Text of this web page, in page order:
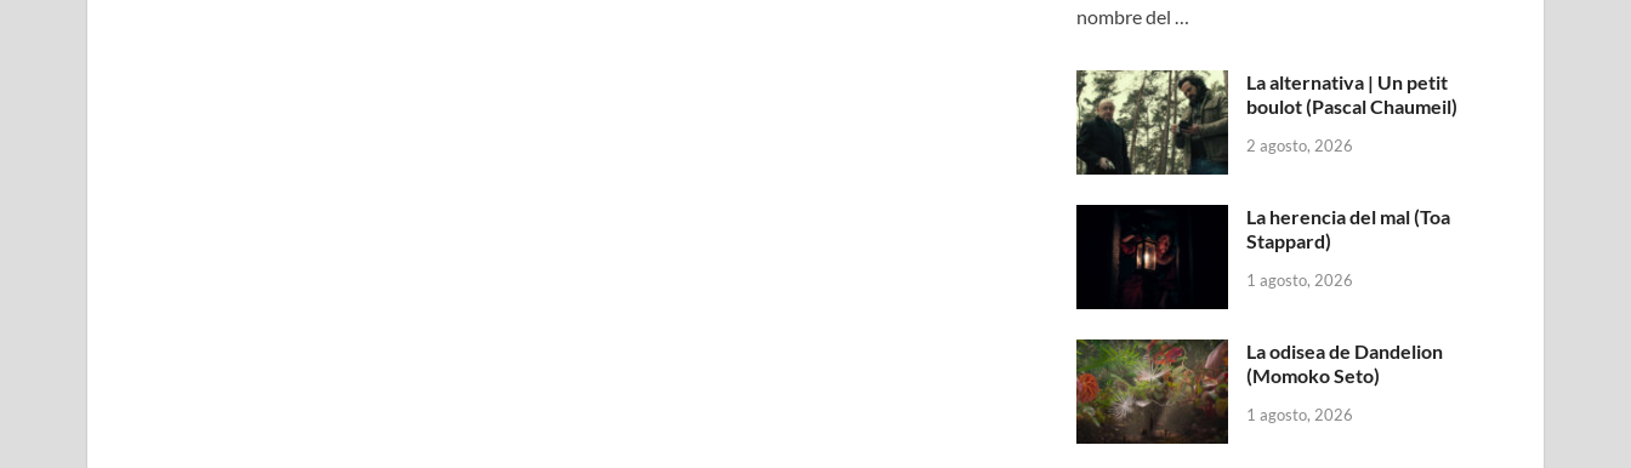
nombre del …
La alternativa | Un petit
boulot (Pascal Chaumeil)
2 agosto, 2026
La herencia del mal (Toa
Stappard)
1 agosto, 2026
La odisea de Dandelion
(Momoko Seto)
1 agosto, 2026